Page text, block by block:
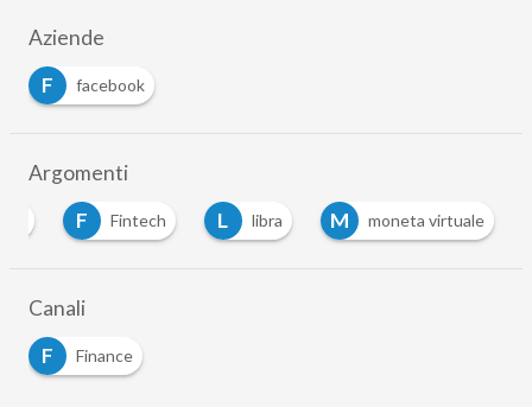
Aziende
F
facebook
Argomenti
F Fintech L libra M moneta virtuale
Canali
F
Finance